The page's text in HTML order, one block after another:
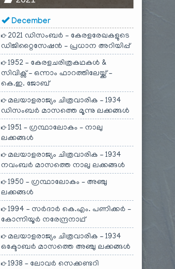
December
2021 ഡിസംബർ – കേരളരേഖകളുടെ
ഡിജിറ്റൈസേഷൻ – പ്രധാന അറിയിപ്പ്
1952 – കേരളചരിത്രകഥകൾ &
സിവിക്സ് – ഒന്നാം ഫാറത്തിലേയ്ക്ക് –
കെ.ഇ. ജോബ്
മലയാളരാജ്യം ചിത്രവാരിക – 1934
ഡിസംബർ മാസത്തെ മൂന്നു ലക്കങ്ങൾ
1951 – ഗ്രന്ഥാലോകം – നാലു
ലക്കങ്ങൾ
മലയാളരാജ്യം ചിത്രവാരിക – 1934
നവംബർ മാസത്തെ നാലു ലക്കങ്ങൾ
1950 – ഗ്രന്ഥാലോകം – അഞ്ചു
ലക്കങ്ങൾ
1994 – സർദാർ കെ.എം. പണിക്കർ –
കോന്നിയൂർ നരേന്ദ്രനാഥ്
മലയാളരാജ്യം ചിത്രവാരിക – 1934
ഒക്ടോബർ മാസത്തെ അഞ്ചു ലക്കങ്ങൾ
1938 – ലോവർ സെക്കണ്ടറി